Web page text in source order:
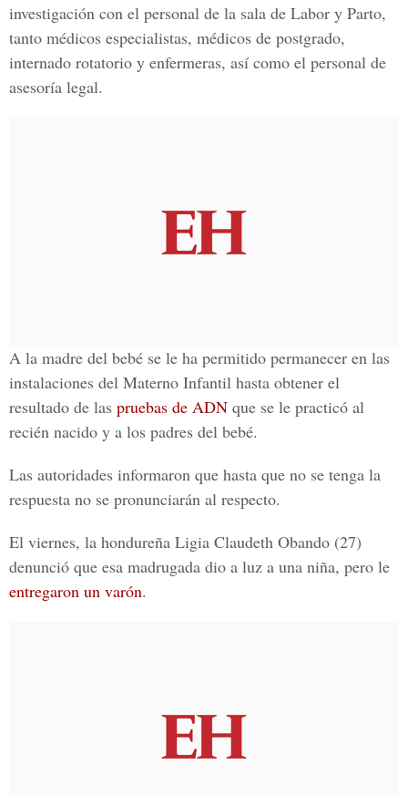
investigación con el personal de la sala de Labor y Parto,
tanto médicos especialistas, médicos de postgrado,
internado rotatorio y enfermeras, así como el personal de
asesoría legal.
A la madre del bebé se le ha permitido permanecer en las
instalaciones del Materno Infantil hasta obtener el
resultado de las pruebas de ADN que se le practicó al
recién nacido y a los padres del bebé.
Las autoridades informaron que hasta que no se tenga la
respuesta no se pronunciarán al respecto.
El viernes, la hondureña Ligia Claudeth Obando (27)
denunció que esa madrugada dio a luz a una niña, pero le
entregaron un varón.